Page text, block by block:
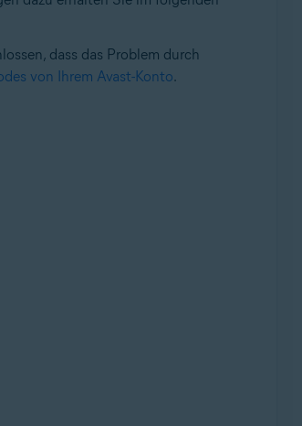
dass das Problem durch
von Ihrem Avast-Konto.